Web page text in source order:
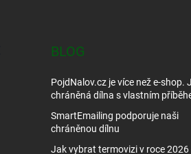
BLOG
PojdNalov.cz je více než e-shop.
chráněná dílna s vlastním
SmartEmailing podporuje naši
chráněnou dílnu
Jak vybrat termovizi v roce 2026